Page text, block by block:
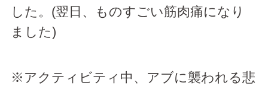
した。(翌日、ものすごい筋肉痛になり
ました)
※アクティビティ中、アブに襲われる悲